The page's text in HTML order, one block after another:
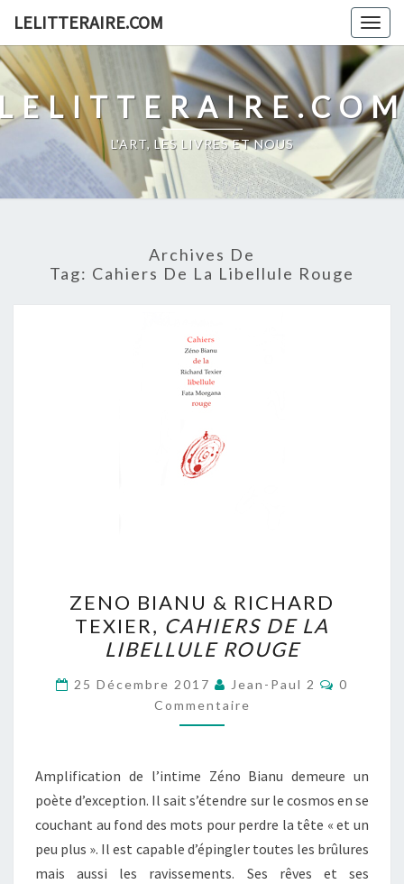
content
LELITTERAIRE.COM
L'ART, LES LIVRES ET NOUS
Archives De
Tag: Cahiers De La Libellule Rouge
BIANU
&
RICHARD
TEXIER,
CAHIERS
DE
LIBELLULE
ROUGE
ZENO BIANU & RICHARD
TEXIER, CAHIERS DE LA
LIBELLULE ROUGE
25 Décembre 2017 Jean-Paul 2
0
Commentaire
Amplification de l’intime Zéno Bianu demeure un
poète d’exception. Il sait s’étendre sur le cosmos en se
couchant au fond des mots pour perdre la tête « et un
peu plus ». Il est capable d’épingler toutes les brûlures
mais aussi les ravissements. Ses rêves et ses